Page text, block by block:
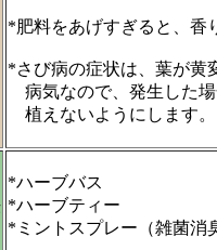
*肥料をあげすぎると、香
*さび病の症状は、葉が黄
病気なので、発生した
植えないようにします。
*ハーブバス
*ハーブティー
*ミントスプレー（雑菌消